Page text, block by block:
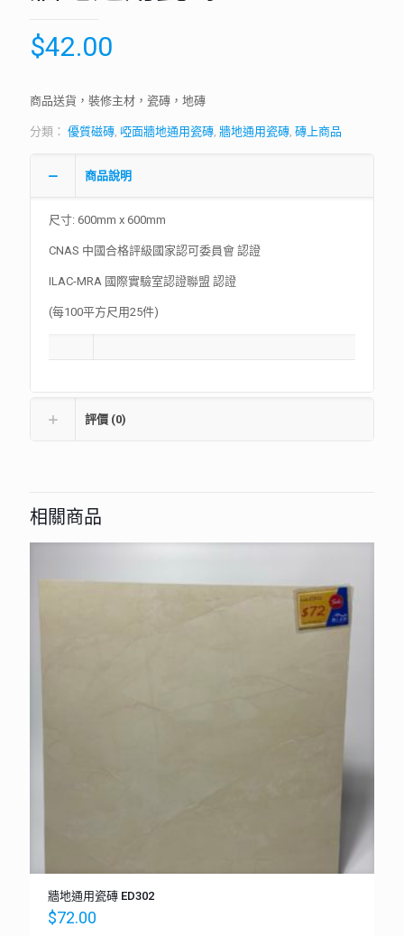
$42.00
商品送貨，裝修主材，瓷磚，地磚
分類： 優質磁磚, 啞面牆地通用瓷磚, 牆地通用瓷磚, 磚上商品
商品說明
尺寸: 600mm x 600mm
CNAS 中國合格評級國家認可委員會 認證
ILAC-MRA 國際實驗室認證聯盟 認證
(每100平方尺用25件)
評價 (0)
相關商品
牆地通用瓷磚 ED302
$72.00